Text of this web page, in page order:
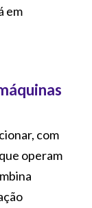
em
com
operam